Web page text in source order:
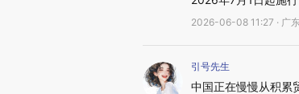
2026-06-08 11:27 · 广
引号先生
中国正在慢慢从积累